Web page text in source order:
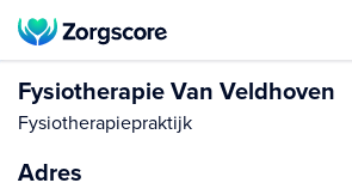
Fysiotherapie Van Veldhoven
Fysiotherapiepraktijk
Adres